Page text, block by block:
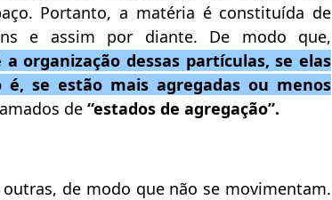
Portanto, a matéria é constituída de
e assim por diante. De modo que,
organização dessas partículas, se elas
se estão mais agregadas ou menos
de “estados de agregação”.
de modo que não se movimentam.